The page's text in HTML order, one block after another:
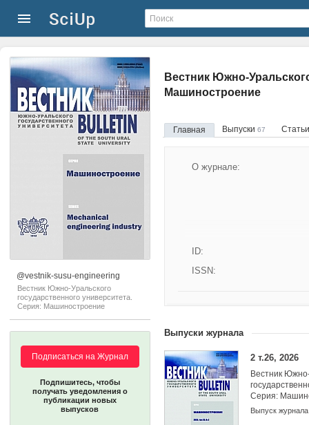
@vestnik-susu-engineering
Вестник Южно-Уральского
государственного университета.
Серия: Машиностроение
Подписаться на Журнал
Подпишитесь, чтобы
получать уведомления о
публикации новых
выпусков
Вестник Южно-
Машиностроение
Главная Выпуски 67
О журнале:
Учредители:
ID:
ISSN:
Выпуски журнала
2 т.26, 2026
Вестник
Серия:
Выпуск журнала